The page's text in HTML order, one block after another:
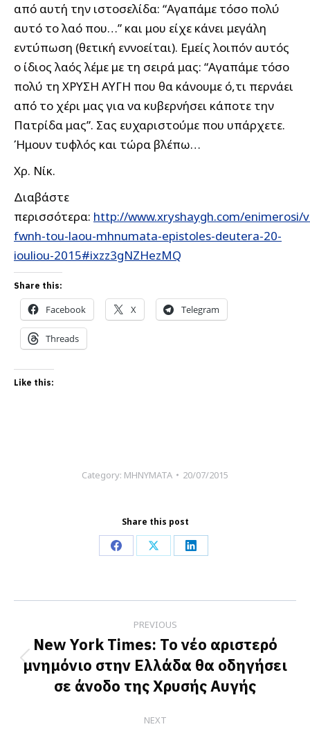
από αυτή την ιστοσελίδα: “Αγαπάμε τόσο πολύ
αυτό το λαό που…” και μου είχε κάνει μεγάλη
εντύπωση (θετική εννοείται). Εμείς λοιπόν αυτός
ο ίδιος λαός λέμε με τη σειρά μας: “Αγαπάμε τόσο
πολύ τη ΧΡΥΣΗ ΑΥΓΗ που θα κάνουμε ό,τι περνάει
από το χέρι μας για να κυβερνήσει κάποτε την
Πατρίδα μας”. Σας ευχαριστούμε που υπάρχετε.
Ήμουν τυφλός και τώρα βλέπω…
Χρ. Νίκ.
Διαβάστε
περισσότερα: http://www.xryshaygh.com/enimerosi/
fwnh-tou-laou-mhnumata-epistoles-deutera-20-
iouliou-2015#ixzz3gNZHezMQ
Share this:
Facebook X Telegram
Threads
Like this:
Category: ΜΗΝΥΜΑΤΑ 20/07/2015
Share this post
Share
Facebook
Share
X
Share
LinkedIn
navigation
PREVIOUS
Previous
post:
New York Times: Το νέο αριστερό
μνημόνιο στην Ελλάδα θα οδηγήσει
σε άνοδο της Χρυσής Αυγής
NEXT